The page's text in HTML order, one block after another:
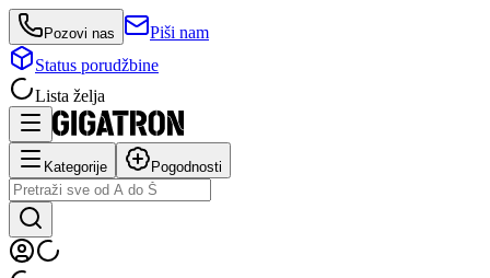
Pozovi nas
Piši nam
Status porudžbine
Lista želja
Kategorije Pogodnosti